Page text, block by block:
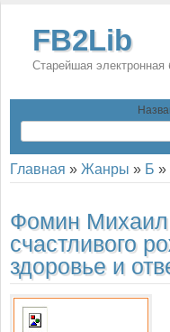
FB2Lib
Старейшая электронная
Главная » Жанры » Б »
Фомин
счастливого
здоровье и